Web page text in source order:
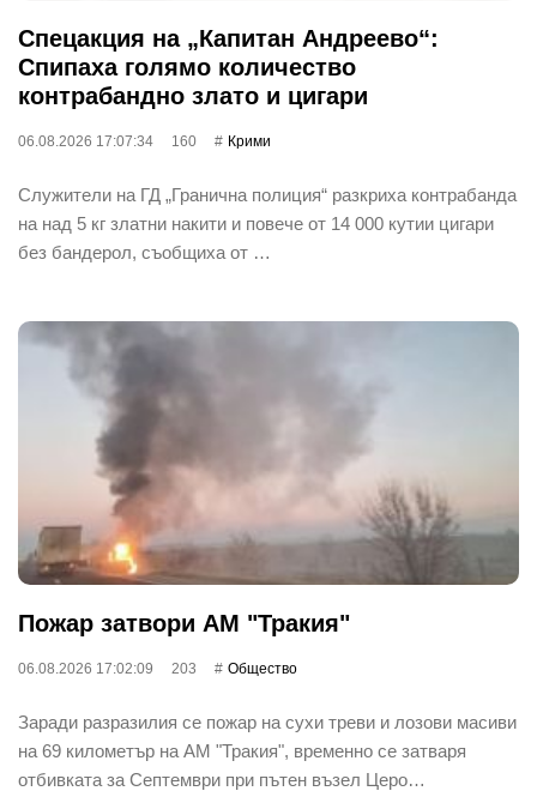
Спецакция на „Капитан Андреево“:
Спипаха голямо количество
контрабандно злато и цигари
06.08.2026 17:07:34 160 Крими
Служители на ГД „Гранична полиция“ разкриха контрабанда
на над 5 кг златни накити и повече от 14 000 кутии цигари
без бандерол, съобщиха от …
Пожар затвори АМ "Тракия"
06.08.2026 17:02:09 203 Общество
Заради разразилия се пожар на сухи треви и лозови масиви
на 69 километър на АМ "Тракия", временно се затваря
отбивката за Септември при пътен възел Церо…